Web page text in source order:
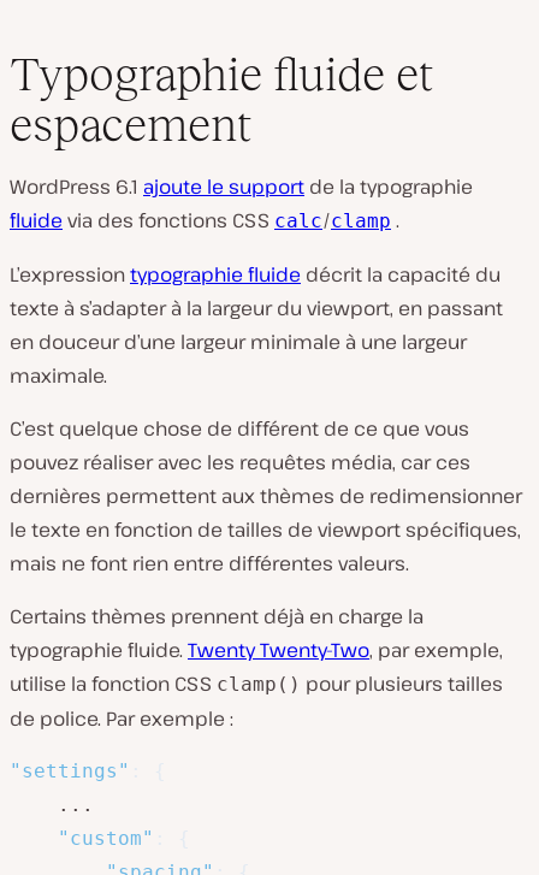
Typographie fluide et
espacement
WordPress 6.1 ajoute le support de la typographie
fluide via des fonctions CSS calc/clamp .
L’expressiontypographie fluide décrit la capacité du
texte à s’adapter à la largeur du viewport, en passant
en douceur d’une largeur minimale à une largeur
maximale.
C’est quelque chose de différent de ce que vous
pouvez réaliser avec les requêtes média, car ces
dernières permettent aux thèmes de redimensionner
le texte en fonction de tailles de viewport spécifiques,
mais ne font rien entre différentes valeurs.
Certains thèmes prennent déjà en charge la
typographie fluide. Twenty Twenty-Two, par exemple,
utilise la fonction CSS clamp() pour plusieurs tailles
de police. Par exemple :
"settings"
"custom"